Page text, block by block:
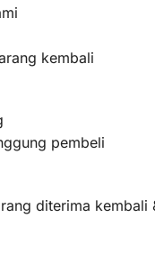
kembali
pembeli
diterima kembali